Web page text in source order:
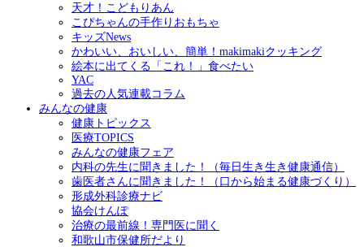
天才！こどもりあん
こぴちゃんの手作りおもちゃ
キッズNews
かわいい、おいしい、簡単！makimakiクッキング
絵本に出てくる「これ！」食べたい
YAC
過去の人気連載コラム
みんなの健康
健康トピックス
医療TOPICS
みんなの健康フェア
内科の先生に聞きました！（毎日生き生き健康通信）
歯医者さんに聞きました！（口から始まる健康づくり）
形成外科診療ナビ
協会けんぽ
治療の最前線！専門医に聞く
和歌山市保健所だより